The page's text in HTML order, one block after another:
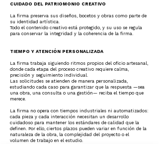
CUIDADO DEL PATRIOMONIO CREATIVO
La firma preserva sus diseños, bocetos y obras como parte de
su identidad artística.
Todo el contenido creativo está protegido, y su uso se regula
para conservar la integridad y la coherencia de la firma.
TIEMPO Y ATENCIÓN PERSONALIZADA
La firma trabaja siguiendo ritmos propios del oficio artesanal,
donde cada etapa del proceso creativo requiere calma,
precisión y seguimiento individual.
Las solicitudes se atienden de manera personalizada,
estudiando cada caso para garantizar que la respuesta —sea
una obra, una consulta o una gestión— reciba el tiempo que
merece.
La firma no opera con tiempos industriales ni automatizados:
cada pieza y cada interacción necesitan un desarrollo
cuidadoso para mantener los estándares de calidad que la
definen. Por ello, ciertos plazos pueden variar en función de la
naturaleza de la obra, la complejidad del proyecto o el
volumen de trabajo en el estudio.